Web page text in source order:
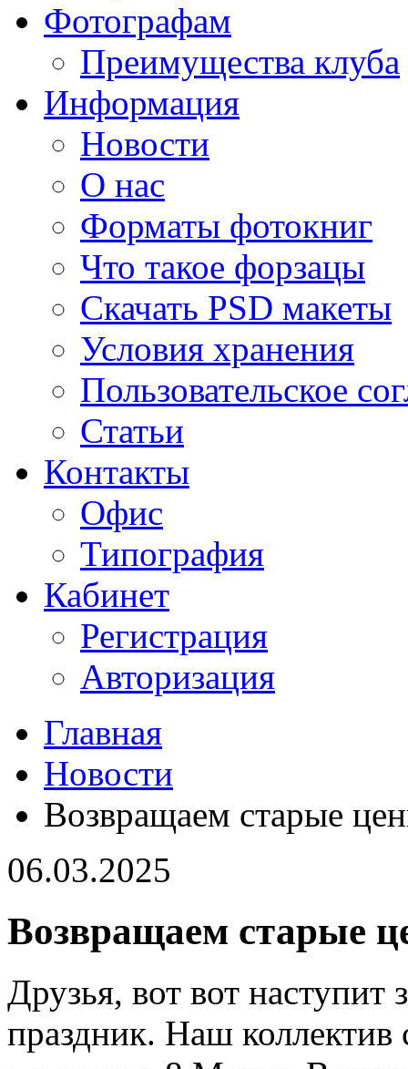
Фотографам
Преимущества клуба
Информация
Новости
О нас
Форматы фотокниг
Что такое форзацы
Скачать PSD макеты
Условия хранения
Пользовательское
Статьи
Контакты
Офис
Типография
Кабинет
Регистрация
Авторизация
Главная
Новости
Возвращаем старые
06.03.2025
Возвращаем старые
Друзья, вот вот наступит
праздник. Наш коллектив